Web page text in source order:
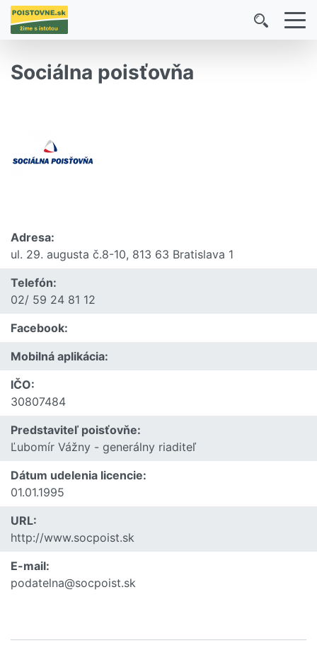
Sociálna poisťovňa
Adresa:
ul. 29. augusta č.8-10, 813 63 Bratislava 1
Telefón:
02/ 59 24 81 12
Facebook:
Mobilná aplikácia:
IČO:
30807484
Predstaviteľ poisťovňe:
Ľubomír Vážny - generálny riaditeľ
Dátum udelenia licencie:
01.01.1995
URL:
http://www.socpoist.sk
E-mail:
podatelna@socpoist.sk